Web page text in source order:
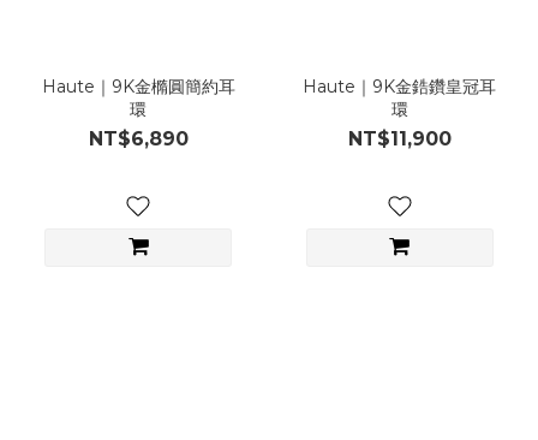
Haute｜9K金橢圓簡約耳
環
NT$6,890
Haute｜9K金鋯鑽皇冠耳
環
NT$11,900